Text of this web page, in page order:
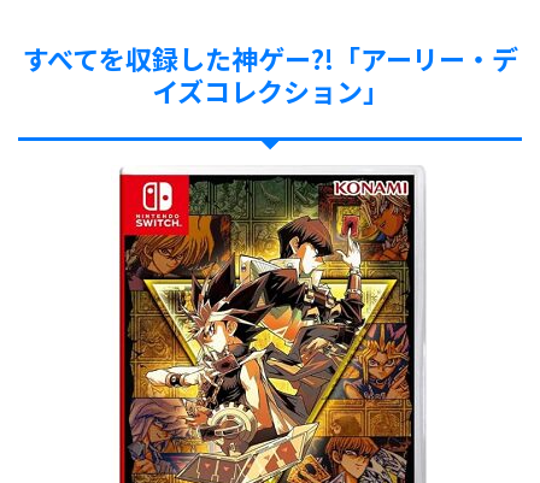
すべてを収録した神ゲー?!「アーリー・デ
イズコレクション」